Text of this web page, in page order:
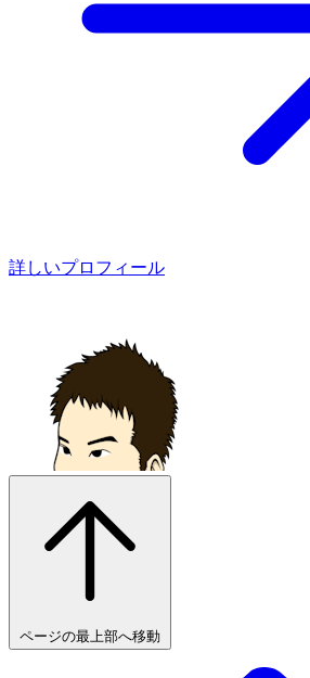
詳しいプロフィール
ページの最上部へ移動